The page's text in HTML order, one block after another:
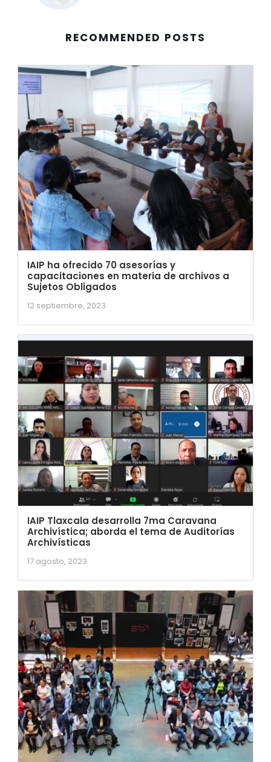
RECOMMENDED POSTS
IAIP ha ofrecido 70 asesorías y
capacitaciones en materia de archivos a
Sujetos Obligados
12 septiembre, 2023
IAIP Tlaxcala desarrolla 7ma Caravana
Archivística; aborda el tema de Auditorías
Archivísticas
17 agosto, 2023